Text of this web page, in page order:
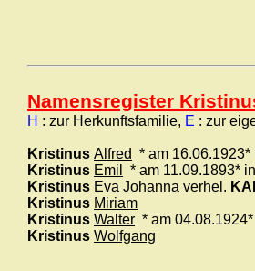
Namensregister
H : zur Herkunftsfamilie, E : zur
Kristinus Alfred * am 16.06.1923*
Kristinus Emil * am 11.09.1893*
Kristinus Eva Johanna verhel.
Kristinus Miriam
Kristinus Walter * am
Kristinus Wolfgang